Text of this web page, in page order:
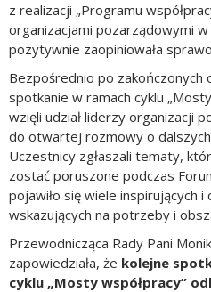
z realizacji „Programu
organizacjami pozarządowymi w
pozytywnie zaopiniowała
Bezpośrednio po zakończonych
spotkanie w ramach cyklu
wzięli udział liderzy organizacji
do otwartej rozmowy o dalszych
Uczestnicy zgłaszali tematy,
zostać poruszone podczas
pojawiło się wiele inspirujących
wskazujących na potrzeby i
Przewodnicząca Rady Pani
zapowiedziała, że kolejne
cyklu „Mosty współpracy”